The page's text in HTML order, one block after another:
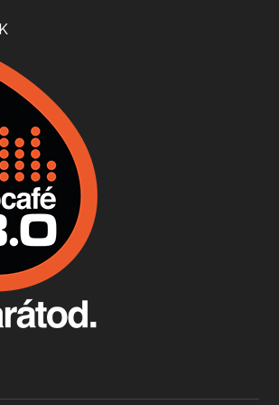
bab és homár
a testünk meghálálja!